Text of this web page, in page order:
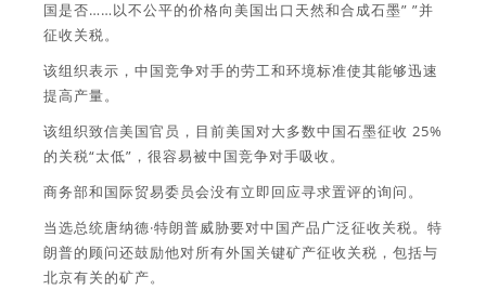
国是否……以不公平的价格向美国出口天然和合成石墨” ”并
征收关税。
该组织表示，中国竞争对手的劳工和环境标准使其能够迅速
提高产量。
该组织致信美国官员，目前美国对大多数中国石墨征收 25%
的关税“太低”，很容易被中国竞争对手吸收。
商务部和国际贸易委员会没有立即回应寻求置评的询问。
当选总统唐纳德·特朗普威胁要对中国产品广泛征收关税。特
朗普的顾问还鼓励他对所有外国关键矿产征收关税，包括与
北京有关的矿产。